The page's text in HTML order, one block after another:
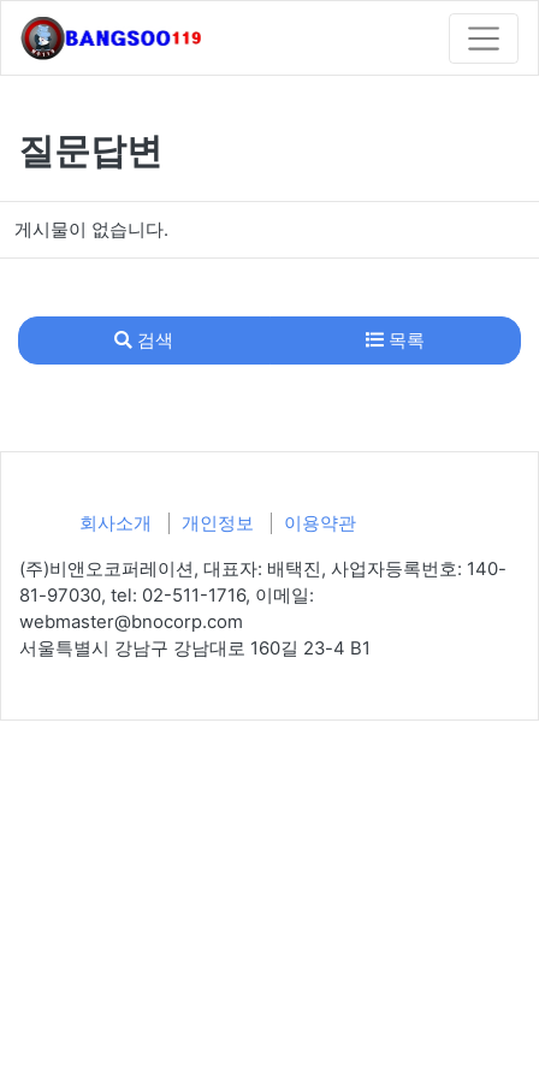
질문답변
게시물이 없습니다.
검색 목록
회사소개 개인정보 이용약관
(주)비앤오코퍼레이션, 대표자: 배택진, 사업자등록번호: 140-
81-97030, tel: 02-511-1716, 이메일:
webmaster@bnocorp.com
서울특별시 강남구 강남대로 160길 23-4 B1